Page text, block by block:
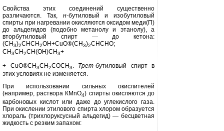
Свойства этих соединений сущест­венно
различаются. Так, н-бутиловый и изобутиловый
спирты при нагрева­нии окисляются оксидом меди(П)
до альдегидов (подобно метанолу и эта­нолу), а
вторбутиловый спирт — до кетона:
(СН3)2СНСН2ОН+CuО®(СН3)2СНСНО;
СН3СН2СН(ОН)СН3+
+ CuО®СН3СН2СОСН3 Трет-бутиловый спирт в
этих условиях не изменя­ется.
При использовании сильных окис­лителей
(например, раствора КMnО4) спирты окисляются до
карбоновых кислот или даже до углекислого газа.
При окислении этилового спирта хлором образуется
хлораль (трихлоруксусный альдегид) — бесцвет­ная
жидкость с резким запахом: